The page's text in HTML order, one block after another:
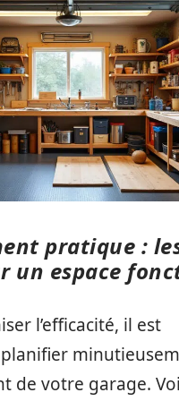
pratique :
un espace
l’efficacité, il est
de votre garage.